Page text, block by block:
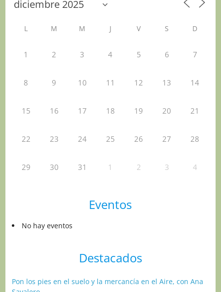
L M M J V S D
1 2 3 4 5 6 7
8 9 10 11 12 13 14
15 16 17 18 19 20 21
22 23 24 25 26 27 28
29 30 31 1 2 3 4
Eventos
No hay eventos
Destacados
Pon los pies en el suelo y la mercancía en el Aire, con Ana